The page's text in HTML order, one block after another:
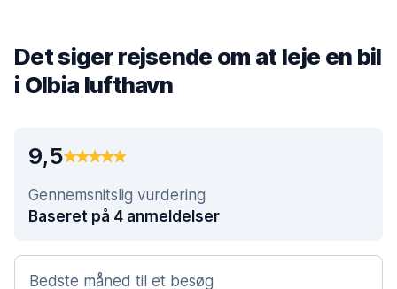
Det siger rejsende om at leje en bil
i Olbia lufthavn
9,5
Gennemsnitslig vurdering
Baseret på 4 anmeldelser
Bedste måned til et besøg